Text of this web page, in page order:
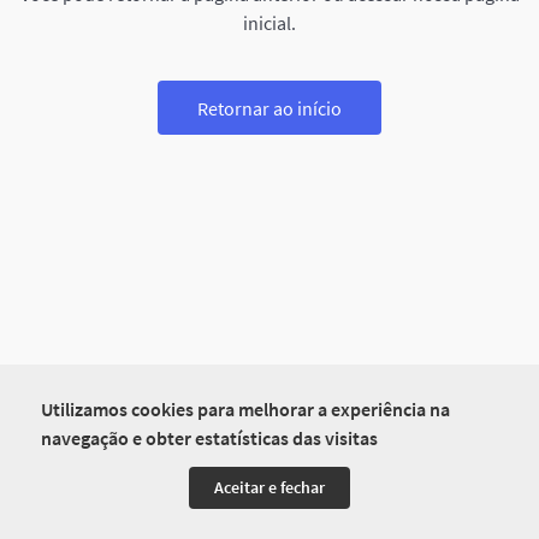
Utilizamos cookies para melhorar a experiência na
navegação e obter estatísticas das visitas
Aceitar e fechar
inicial.
Retornar ao início